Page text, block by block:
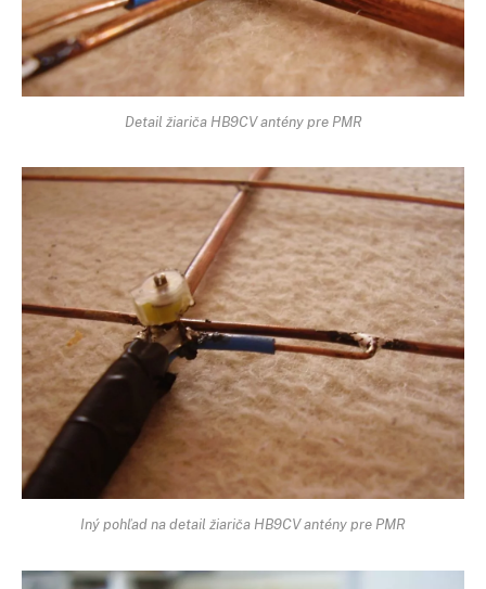
Detail žiariča HB9CV antény pre PMR
Iný pohľad na detail žiariča HB9CV antény pre PMR